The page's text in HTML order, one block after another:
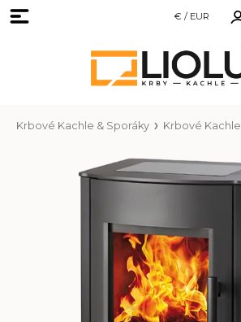
€ / EUR
Krbové Kachle & Sporáky Krbové Kachle